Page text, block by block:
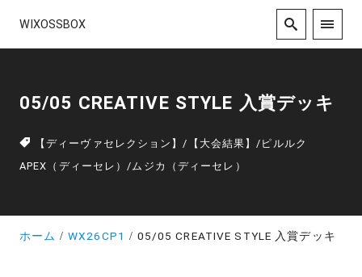
WIXOSSBOX
05/05 CREATIVE STYLE 入賞デッキ
【ディーヴァセレクション】/ 【大会結果】/ ピルルク
APEX（ディーセレ）/ムジカ（ディーセレ）
ホーム WX26CP1 05/05 CREATIVE STYLE 入賞デッキ